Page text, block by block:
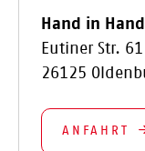
Hand in Hand
Eutiner Str. 61
26125
ANFAHRT